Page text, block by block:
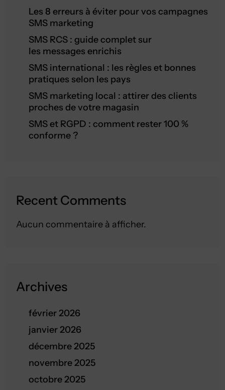
Les 8 erreurs à éviter pour vos campagnes
SMS marketing
SMS RCS : guide complet sur
les messages enrichis
SMS international : les règles et bonnes
pratiques selon les pays
SMS marketing local : attirer des clients
proches de votre magasin
SMS et RGPD : comment rester 100 %
conforme ?
Recent Comments
Aucun commentaire à afficher.
Archives
février 2026
janvier 2026
décembre 2025
novembre 2025
octobre 2025